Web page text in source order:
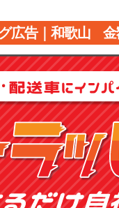
広告｜和歌山 金